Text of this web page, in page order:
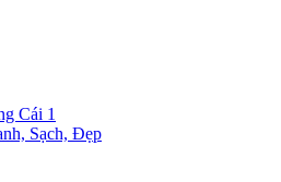
Cái 1
Sạch, Đẹp